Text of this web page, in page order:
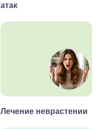
атак
Лечение неврастении